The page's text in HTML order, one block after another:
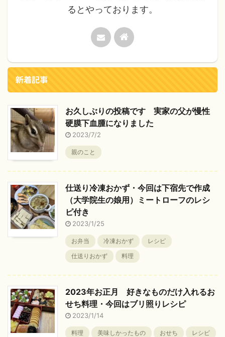
るとやっております。
新着記事
お久しぶりの投稿です 実家の父が慢性
硬膜下血腫になりました
2023/7/2
親のこと
仕送り冷凍おかず・今回は下宿先で作成
（大学院生の娘用）ミートローフのレシ
ピ付き
2023/1/25
お弁当 冷凍おかず
レシピ
仕送りおかず
料理
2023年お正月 好きなものだけ入れるお
せち料理・今回はブリ照りレシピ
2023/1/14
料理 美味しかったもの おせち レシピ